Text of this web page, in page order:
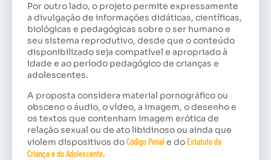
Por outro lado, o projeto permite expressamente
a divulgação de informações didáticas, científicas,
biológicas e pedagógicas sobre o ser humano e
seu sistema reprodutivo, desde que o conteúdo
disponibilizado seja compatível e apropriado à
idade e ao período pedagógico de crianças e
adolescentes.
A proposta considera material pornográfico ou
obsceno o áudio, o vídeo, a imagem, o desenho e
os textos que contenham imagem erótica de
relação sexual ou de ato libidinoso ou ainda que
violem dispositivos doCódigo Penale doEstatuto da
Criança e do Adolescente.